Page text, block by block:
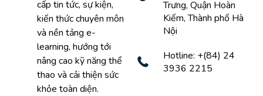
cấp tin tức, sự kiện,
kiến thức chuyên môn
và nền tảng e-
learning, hướng tới
nâng cao kỹ năng thể
thao và cải thiện sức
khỏe toàn diện.
Trưng, Quận Hoàn
Kiếm, Thành phố Hà
Nội
Hotline: +(84) 24
3936 2215